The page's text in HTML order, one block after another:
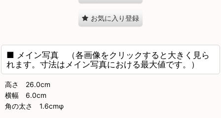
お気に入り登録
■ メイン写真 （各画像をクリックすると大きく見ら
れます。寸法はメイン写真における最大値です。）
高さ 26.0cm
横幅 6.0cm
角の太さ 1.6cmφ